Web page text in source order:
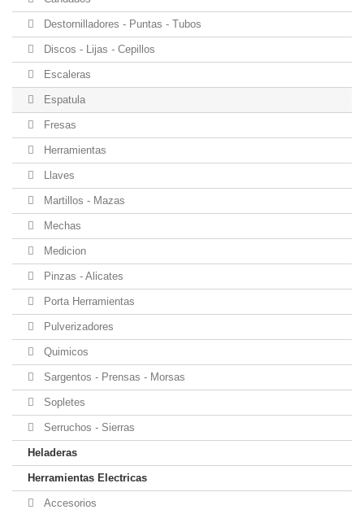
Destornilladores - Puntas - Tubos
Discos - Lijas - Cepillos
Escaleras
Espatula
Fresas
Herramientas
Llaves
Martillos - Mazas
Mechas
Medicion
Pinzas - Alicates
Porta Herramientas
Pulverizadores
Quimicos
Sargentos - Prensas - Morsas
Sopletes
Serruchos - Sierras
Heladeras
Herramientas Electricas
Accesorios